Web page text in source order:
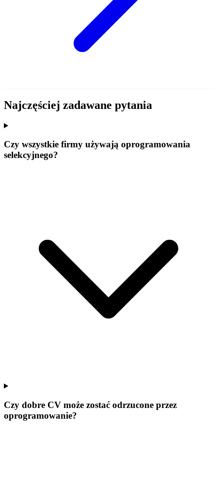
Najczęściej zadawane pytania
Czy wszystkie firmy używają oprogramowania
selekcyjnego?
Czy dobre CV może zostać odrzucone przez
oprogramowanie?